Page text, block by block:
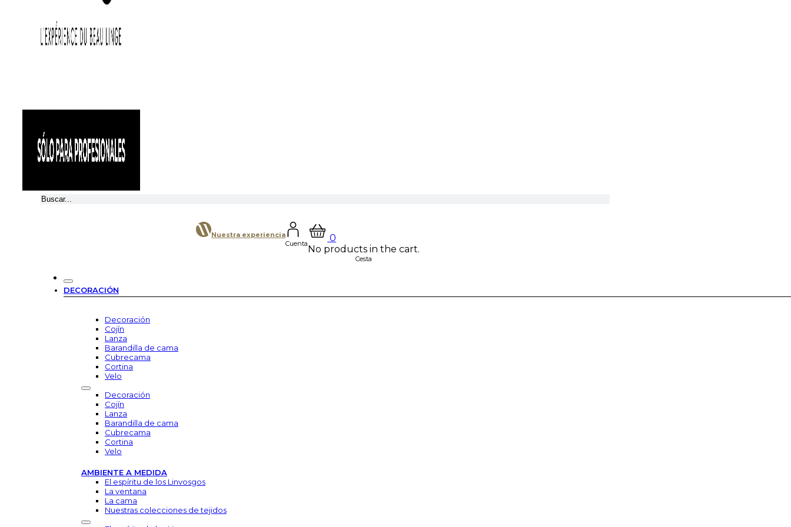
Buscar
Nuestra experiencia
Cuenta
0
No products in the cart.
Cesta
DECORACIÓN
Decoración
Cojín
Lanza
Barandilla de cama
Cubrecama
Cortina
Velo
Decoración
Cojín
Lanza
Barandilla de cama
Cubrecama
Cortina
Velo
AMBIENTE A MEDIDA
El espíritu de los Linvosgos
La ventana
La cama
Nuestras colecciones de tejidos